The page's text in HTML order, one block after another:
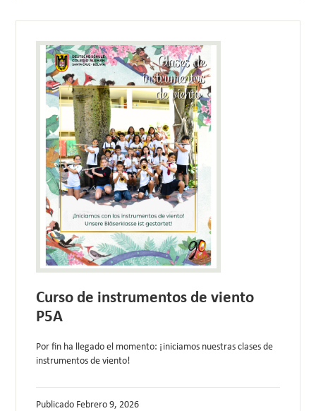
Curso de instrumentos de viento
P5A
Por fin ha llegado el momento: ¡iniciamos nuestras clases de
instrumentos de viento!
Publicado Febrero 9, 2026